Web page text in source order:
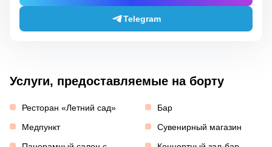
Telegram
Услуги, предоставляемые на борту
Ресторан «Летний сад»
Бар
Медпункт
Сувенирный магазин